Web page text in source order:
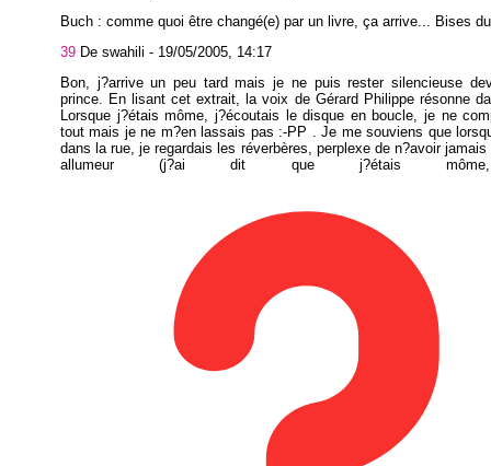
Buch : comme quoi être changé(e) par un livre, ça arrive... Bises
39 De swahili - 19/05/2005, 14:17
Bon, j?arrive un peu tard mais je ne puis rester silencieuse
prince. En lisant cet extrait, la voix de Gérard Philippe résonne
Lorsque j?étais môme, j?écoutais le disque en boucle, je ne
tout mais je ne m?en lassais pas :-PP . Je me souviens que
dans la rue, je regardais les réverbères, perplexe de n?avoir jamais
allumeur (j?ai dit que j?étais